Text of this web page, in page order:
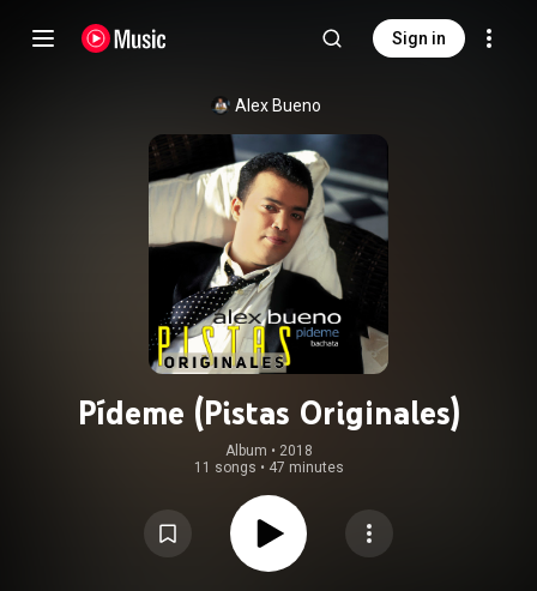
Sign in
Alex Bueno
Pídeme (Pistas Originales)
Album • 2018
11 songs • 47 minutes